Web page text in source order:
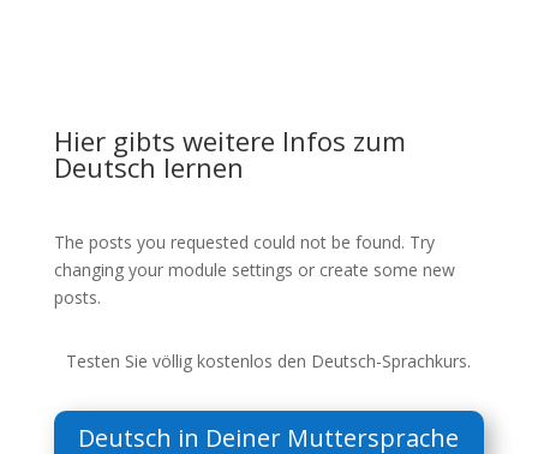
Hier gibts weitere Infos zum
Deutsch lernen
The posts you requested could not be found. Try
changing your module settings or create some new
posts.
Testen Sie völlig kostenlos den Deutsch-Sprachkurs.
Deutsch in Deiner Muttersprache